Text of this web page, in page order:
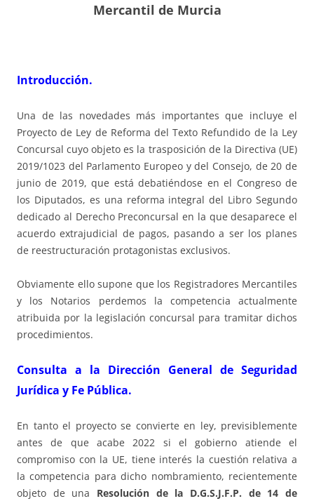
Mercantil de Murcia
Introducción.
Una de las novedades más importantes que incluye el
Proyecto de Ley de Reforma del Texto Refundido de la Ley
Concursal cuyo objeto es la trasposición de la Directiva (UE)
2019/1023 del Parlamento Europeo y del Consejo, de 20 de
junio de 2019, que está debatiéndose en el Congreso de
los Diputados, es una reforma integral del Libro Segundo
dedicado al Derecho Preconcursal en la que desaparece el
acuerdo extrajudicial de pagos, pasando a ser los planes
de reestructuración protagonistas exclusivos.
Obviamente ello supone que los Registradores Mercantiles
y los Notarios perdemos la competencia actualmente
atribuida por la legislación concursal para tramitar dichos
procedimientos.
Consulta a la Dirección General de Seguridad
Jurídica y Fe Pública.
En tanto el proyecto se convierte en ley, previsiblemente
antes de que acabe 2022 si el gobierno atiende el
compromiso con la UE, tiene interés la cuestión relativa a
la competencia para dicho nombramiento, recientemente
objeto de una Resolución de la D.G.S.J.F.P. de 14 de